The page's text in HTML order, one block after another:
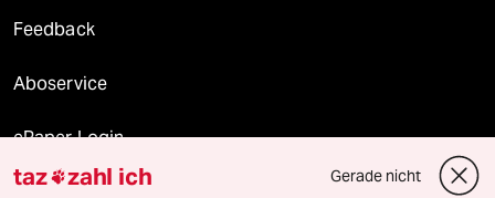
Feedback
Aboservice
ePaper Login
Downloads für Abonnierende
taz zahl ich Gerade nicht